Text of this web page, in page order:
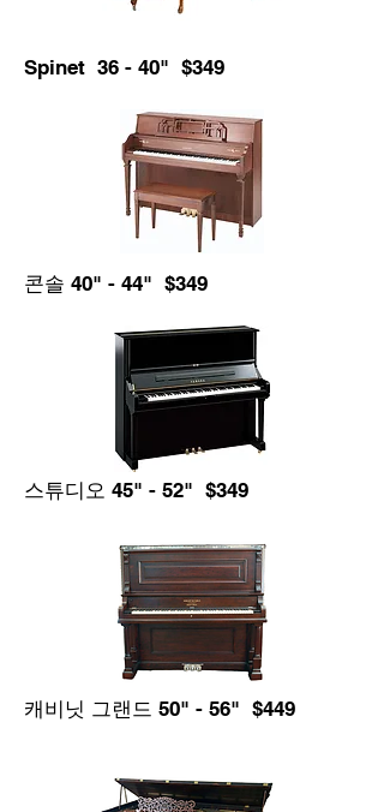
Spinet 36 - 40" $349
콘솔 40" - 44" $349
스튜디오 45" - 52" $349
캐비닛 그랜드 50" - 56" $449